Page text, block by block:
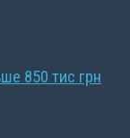
850 тис грн